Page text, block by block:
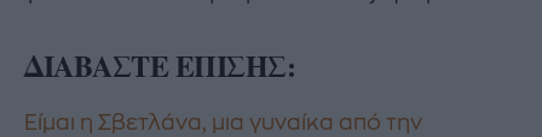
ΔΙΑΒΑΣΤΕ ΕΠΙΣΗΣ:
Είμαι η Σβετλάνα, μια γυναίκα από την